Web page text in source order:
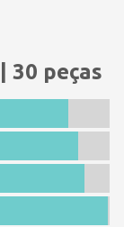
30 peças